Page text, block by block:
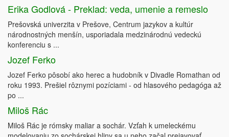
Erika Godlová - Preklad: veda, umenie a remeslo
Prešovská univerzita v Prešove, Centrum jazykov a kultúr
národnostných menšín, usporiadala medzinárodnú vedeckú
konferenciu s ...
Jozef Ferko
Jozef Ferko pôsobí ako herec a hudobník v Divadle Romathan od
roku 1993. Prešiel rôznymi pozíciami - od hlasového pedagóga až
po ...
Miloš Rác
Miloš Rác je rómsky maliar a sochár. Vzťah k umeleckému